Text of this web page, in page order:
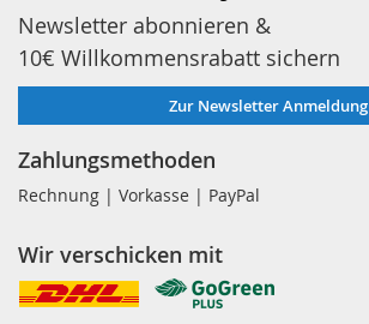
Newsletter abonnieren &
10€ Willkommensrabatt sichern
Zur Newsletter Anmeldung
Zahlungsmethoden
Rechnung | Vorkasse | PayPal
Wir verschicken mit